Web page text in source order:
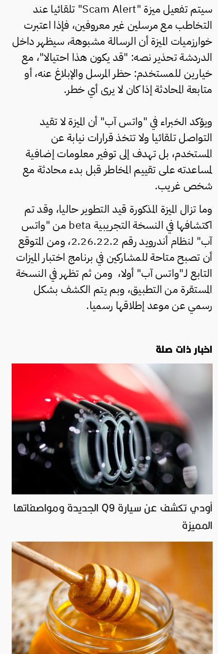
سيتم تفعيل ميزة "Scam Alert" تلقائيا عند
التخاطب مع مرسلين غير معروفين، فإذا اعتبرت
خوارزميات الميزة أن الرسالة مشبوهة، سيظهر داخل
الدردشة تحذير نصه: "قد يكون هذا احتيالا"، مع
خيارين للمستخدم: حظر المرسل والإبلاغ عنه، أو
متابعة المحادثة إذا كان لا يرى أي خطر.
ويؤكد الخبراء في "واتس آب" أن الميزة لا تقيد
التواصل تلقائيا ولا تتخذ قرارات نيابة عن
المستخدم، بل تهدف إلى توفير معلومات إضافية
لمساعدته على تقييم المخاطر قبل بدء محادثة مع
شخص غريب.
وما تزال الميزة المذكورة قيد التطوير حاليا، وقد تم
اكتشافها في النسخة التجريبية beta من "واتس
آب" لنظام أندرويد رقم 2.26.22.2، ومن المتوقع
أن تصبح متاحة للمشاركين في برنامج اختبار الميزات
التابع لـ"واتس آب" أولا، ومن ثم تظهر في النسخة
المستقرة من التطبيق، وبم يتم الكشف بشكل
رسمي عن موعد إطلاقها رسميا.
اخبار ذات صلة
أودي تكشف عن سيارة Q9 الجديدة ومواصفاتها
المميزة